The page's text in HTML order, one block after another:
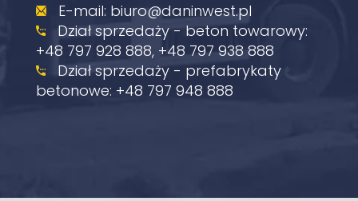
E-mail: biuro@daninwest.pl
Dział sprzedaży - beton towarowy:
+48 797 928 888, +48 797 938 888
Dział sprzedaży - prefabrykaty
betonowe: +48 797 948 888